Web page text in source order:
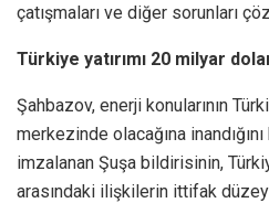
çatışmaları ve diğer sorunları
Türkiye yatırımı 20 milyar
Şahbazov, enerji konularının
merkezinde olacağına
imzalanan Şuşa bildirisinin,
arasındaki ilişkilerin ittifak